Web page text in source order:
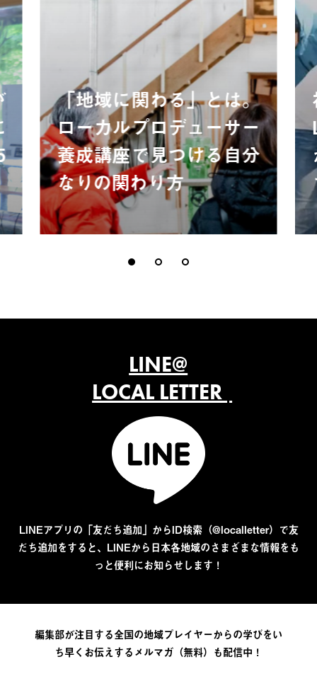
「地域に関わる」とは。
ローカルプロデューサー
養成講座で見つける自分
なりの関わり方
LINE@
LOCAL LETTER
LINEアプリの「友だち追加」からID検索（@localletter）で友
だち追加をすると、LINEから日本各地域のさまざまな情報をも
っと便利にお知らせします！
編集部が注目する全国の地域プレイヤーからの学びをい
ち早くお伝えするメルマガ（無料）も配信中！